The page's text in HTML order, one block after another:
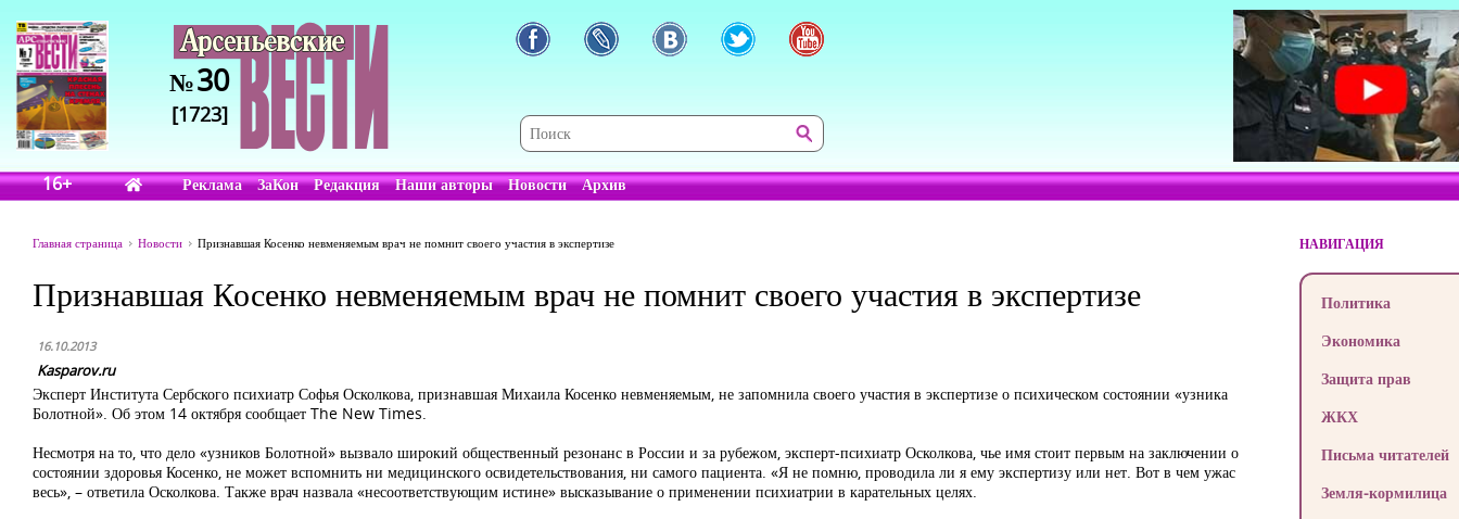
№30
[1723]
16+ Реклама ЗаКон Редакция Наши авторы Новости Архив
Главная страница Новости Признавшая Косенко невменяемым врач не помнит своего участия в экспертизе
Признавшая Косенко невменяемым врач не помнит своего участия в экспертизе
16.10.2013
Kasparov.ru
Эксперт Института Сербского психиатр Софья Осколкова, признавшая Михаила Косенко невменяемым, не запомнила своего участия в экспертизе о психическом состоянии «узника
Болотной». Об этом 14 октября сообщает The New Times.
Несмотря на то, что дело «узников Болотной» вызвало широкий общественный резонанс в России и за рубежом, эксперт-психиатр Осколкова, чье имя стоит первым на заключении о
состоянии здоровья Косенко, не может вспомнить ни медицинского освидетельствования, ни самого пациента. «Я не помню, проводила ли я ему экспертизу или нет. Вот в чем ужас
весь», – ответила Осколкова. Также врач назвала «несоответствующим истине» высказывание о применении психиатрии в карательных целях.
НАВИГАЦИЯ
Политика
Экономика
Защита прав
ЖКХ
Письма читателей
Земля-кормилица